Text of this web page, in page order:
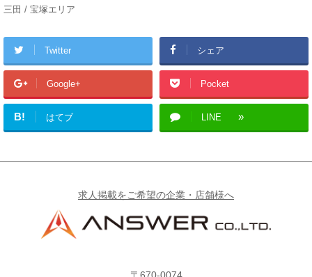
三田 / 宝塚エリア
Twitter シェア
Google+ Pocket
B! はてブ LINE
求人掲載をご希望の企業・店舗様へ